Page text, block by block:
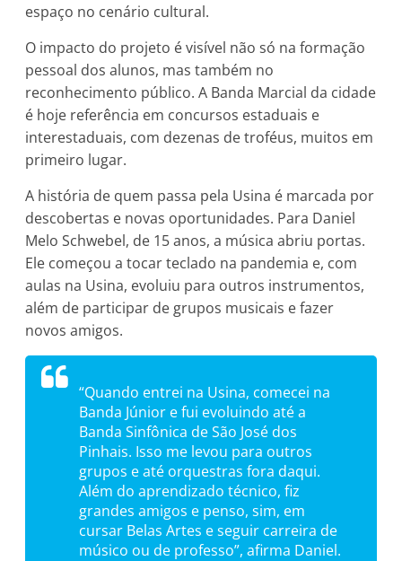
espaço no cenário cultural.
O impacto do projeto é visível não só na formação
pessoal dos alunos, mas também no
reconhecimento público. A Banda Marcial da cidade
é hoje referência em concursos estaduais e
interestaduais, com dezenas de troféus, muitos em
primeiro lugar.
A história de quem passa pela Usina é marcada por
descobertas e novas oportunidades. Para Daniel
Melo Schwebel, de 15 anos, a música abriu portas.
Ele começou a tocar teclado na pandemia e, com
aulas na Usina, evoluiu para outros instrumentos,
além de participar de grupos musicais e fazer
novos amigos.
“Quando entrei na Usina, comecei na
Banda Júnior e fui evoluindo até a
Banda Sinfônica de São José dos
Pinhais. Isso me levou para outros
grupos e até orquestras fora daqui.
Além do aprendizado técnico, fiz
grandes amigos e penso, sim, em
cursar Belas Artes e seguir carreira de
músico ou de professo”, afirma Daniel.